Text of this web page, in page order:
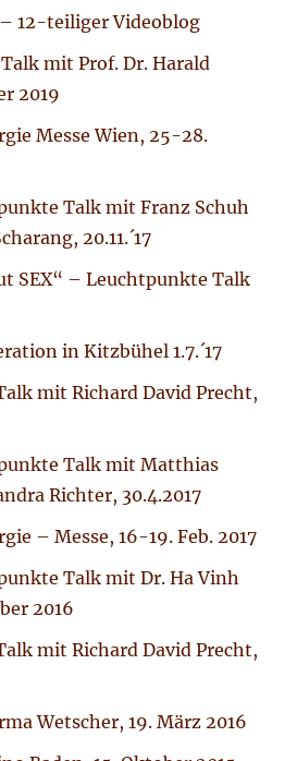
– 12-teiliger Videoblog
mit Prof. Dr. Harald
2019
Messe Wien, 25-28.
Talk mit Franz Schuh
20.11.´17
SEX“ – Leuchtpunkte Talk
in Kitzbühel 1.7.´17
mit Richard David Precht,
Talk mit Matthias
Richter, 30.4.2017
– Messe, 16-19. Feb. 2017
Talk mit Dr. Ha Vinh
2016
mit Richard David Precht,
Wetscher, 19. März 2016